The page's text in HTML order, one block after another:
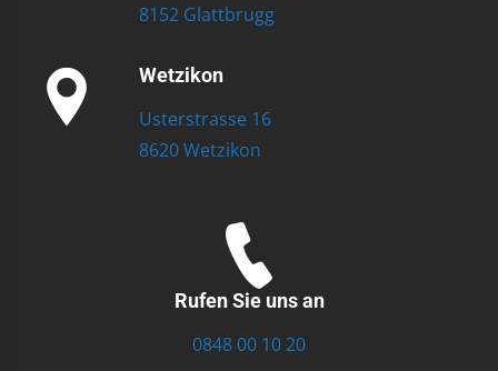
8152 Glattbrugg
Wetzikon
Usterstrasse 16
8620 Wetzikon
Rufen Sie uns an
0848 00 10 20